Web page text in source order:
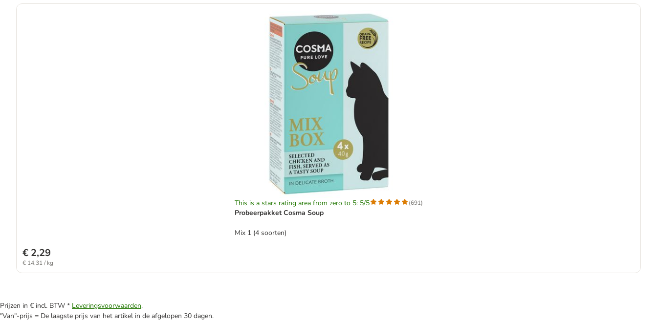
This is a stars rating area from zero to 5: 5/5 (691)
Probeerpakket Cosma Soup
Mix 1 (4 soorten)
€ 2,29
€ 14,31 / kg
Prijzen in € incl. BTW * Leveringsvoorwaarden.
"Van"-prijs = De laagste prijs van het artikel in de afgelopen 30 dagen.